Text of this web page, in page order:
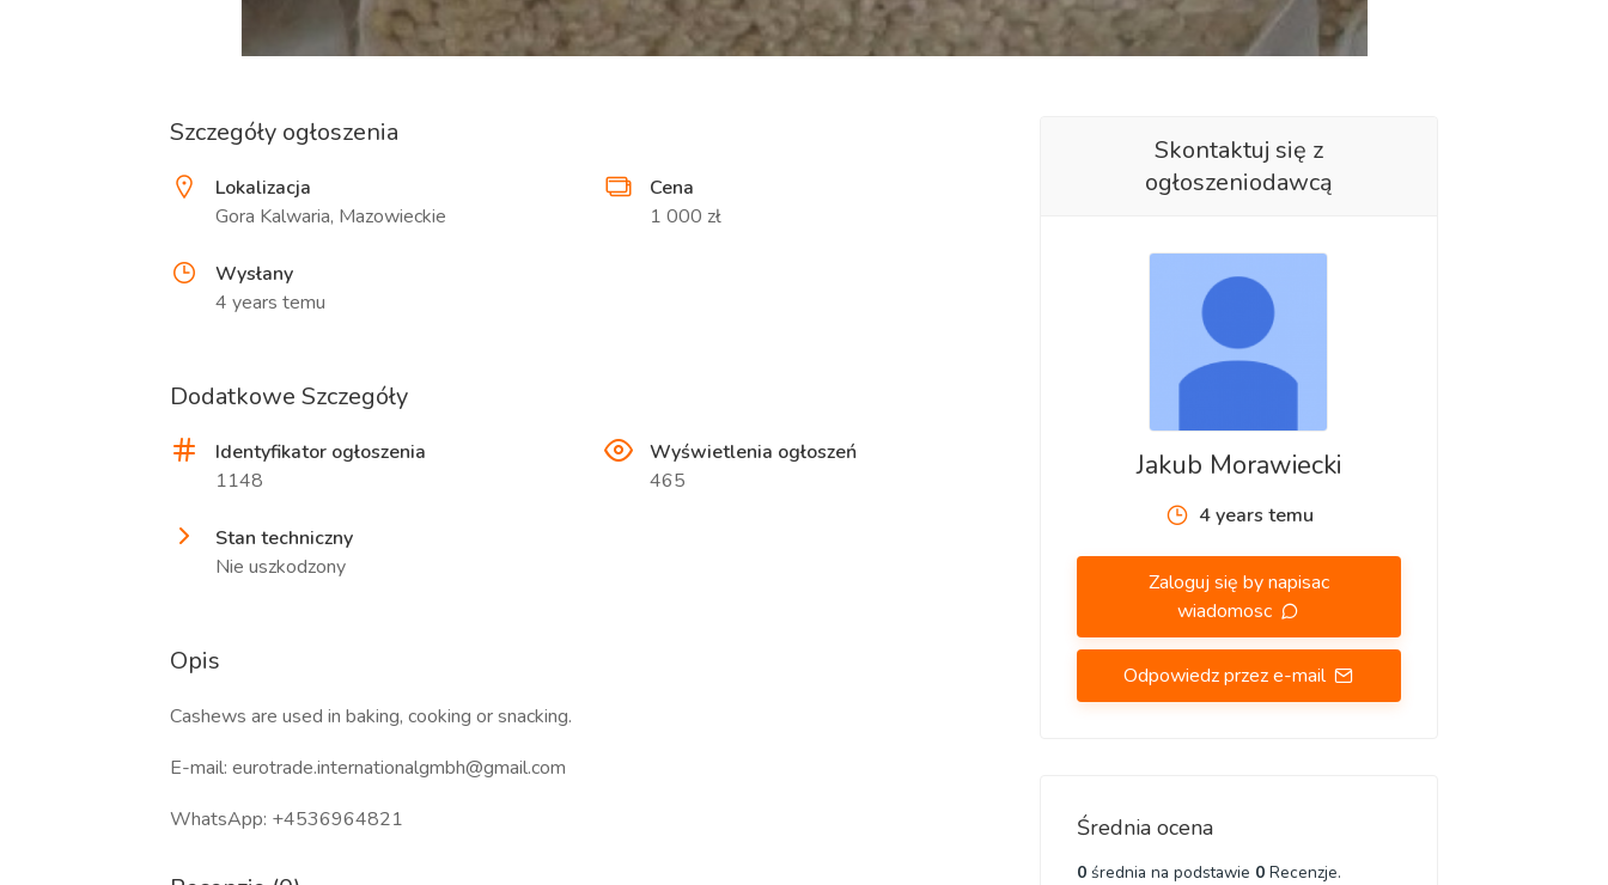
Szczegóły ogłoszenia
Lokalizacja
Gora Kalwaria, Mazowieckie
Cena
1 000 zł
Wysłany
4 years temu
Dodatkowe Szczegóły
Identyfikator ogłoszenia
1148
Wyświetlenia ogłoszeń
465
Stan techniczny
Nie uszkodzony
Opis
Cashews are used in baking, cooking or snacking.
E-mail: eurotrade.internationalgmbh@gmail.com
WhatsApp: +4536964821
Skontaktuj się z
ogłoszeniodawcą
Jakub Morawiecki
4 years temu
Zaloguj się by napisac
wiadomosc
Odpowiedz przez e-mail
Średnia ocena
0średnia na podstawie 0Recenzje.